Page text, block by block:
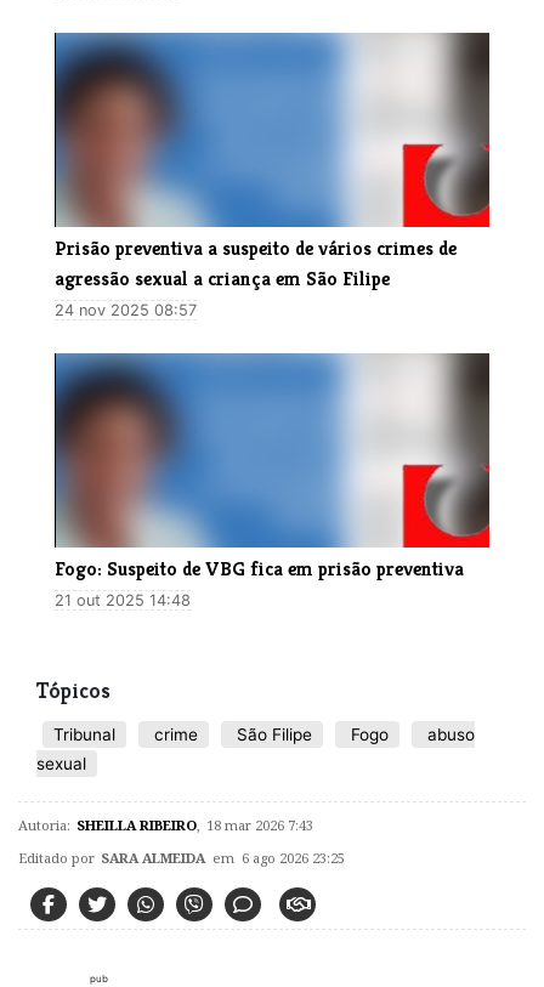
Prisão preventiva a suspeito de vários crimes de
agressão sexual a criança em São Filipe
24 nov 2025 08:57
Fogo: Suspeito de VBG fica em prisão preventiva
21 out 2025 14:48
Tópicos
Tribunal crime São Filipe Fogo
abuso
sexual
Autoria: SHEILLA RIBEIRO 18 mar 2026 7:43
Editado por SARA ALMEIDA em 6 ago 2026 23:25
pub